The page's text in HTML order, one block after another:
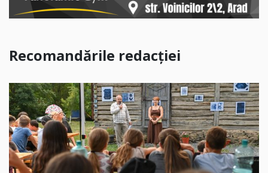
Recomandările redacției